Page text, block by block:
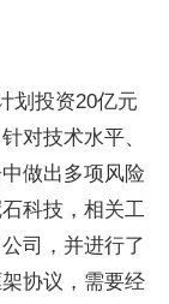
划投资20亿元
对技术水平、
做出多项风险
科技，相关工
司，并进行了
协议，需要经